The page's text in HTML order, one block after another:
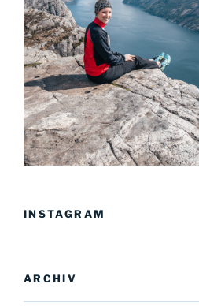
INSTAGRAM
ARCHIV